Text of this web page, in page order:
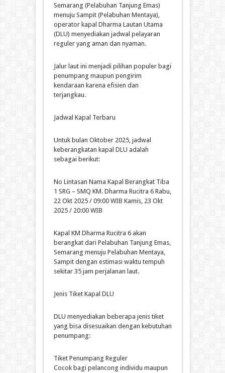
Semarang (Pelabuhan Tanjung Emas)
menuju Sampit (Pelabuhan Mentaya),
operator kapal Dharma Lautan Utama
(DLU) menyediakan jadwal pelayaran
reguler yang aman dan nyaman.
Jalur laut ini menjadi pilihan populer bagi
penumpang maupun pengirim
kendaraan karena efisien dan
terjangkau.
Jadwal Kapal Terbaru
Untuk bulan Oktober 2025, jadwal
keberangkatan kapal DLU adalah
sebagai berikut:
No Lintasan Nama Kapal Berangkat Tiba
1 SRG – SMQ KM. Dharma Rucitra 6 Rabu,
22 Okt 2025 / 09:00 WIB Kamis, 23 Okt
2025 / 20:00 WIB
Kapal KM Dharma Rucitra 6 akan
berangkat dari Pelabuhan Tanjung Emas,
Semarang menuju Pelabuhan Mentaya,
Sampit dengan estimasi waktu tempuh
sekitar 35 jam perjalanan laut.
Jenis Tiket Kapal DLU
DLU menyediakan beberapa jenis tiket
yang bisa disesuaikan dengan kebutuhan
penumpang:
Tiket Penumpang Reguler
Cocok bagi pelancong individu maupun